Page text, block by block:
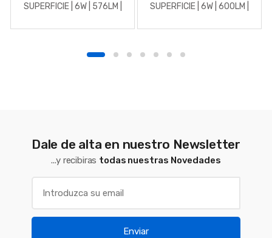
SUPERFICIE | 6W | 576LM |
BLANCO
SUPERFICIE | 6W | 600LM |
Dale de alta en nuestro Newsletter
...y recibiras todas nuestras Novedades
Enviar